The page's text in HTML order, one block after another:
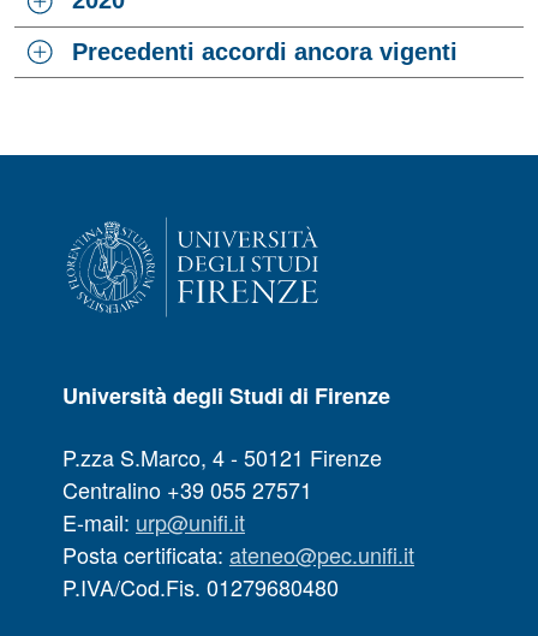
Precedenti accordi ancora vigenti
Università degli Studi di Firenze
P.zza S.Marco, 4 - 50121 Firenze
Centralino +39 055 27571
E-mail: urp@unifi.it
Posta certificata: ateneo@pec.unifi.it
P.IVA/Cod.Fis. 01279680480